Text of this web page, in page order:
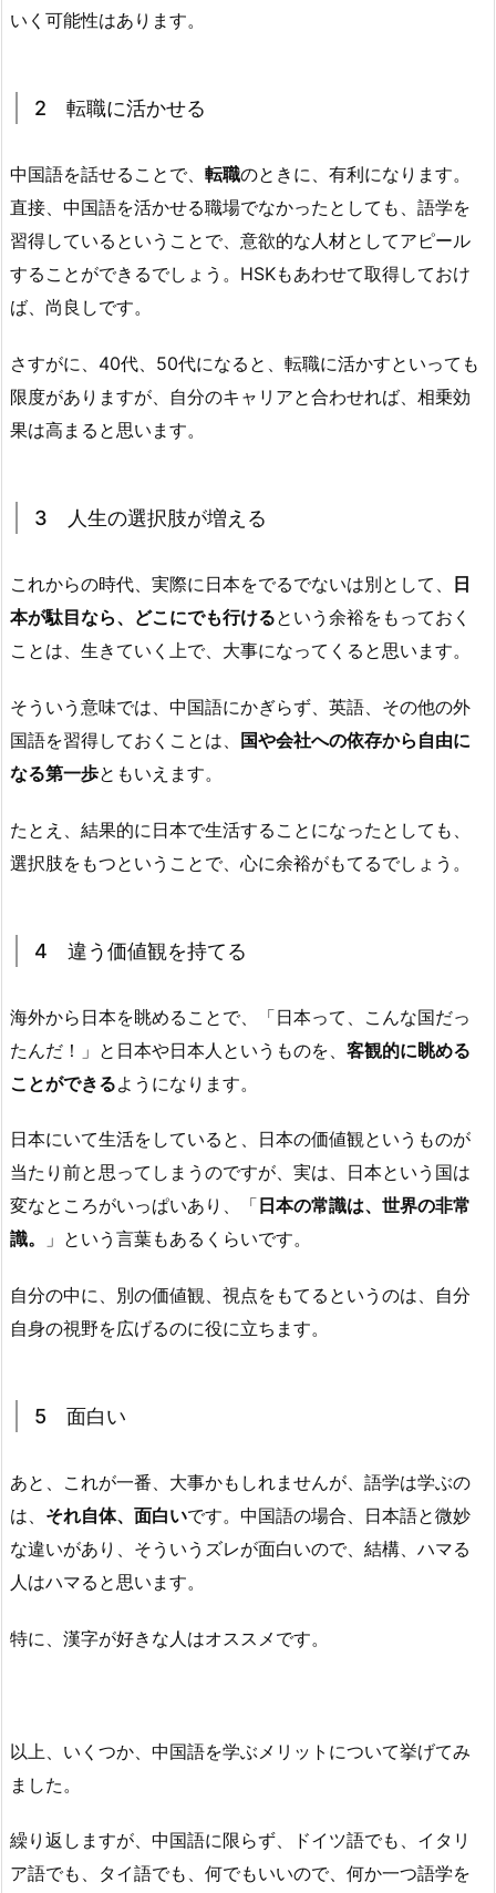
いく可能性はあります。
2 転職に活かせる
中国語を話せることで、 転職のときに、有利になります。
直接、中国語を活かせる職場でなかったとしても、語学を
習得しているということで、意欲的な人材としてアピール
することができるでしょう。 HSKもあわせて取得しておけ
ば、尚良しです。
さすがに、40代、50代になると、転職に活かすといっても
限度がありますが、自分のキャリアと合わせれば、相乗効
果は高まると思います。
3 人生の選択肢が増える
これからの時代、実際に日本をでるでないは別として、
日
本が駄目なら、どこにでも行けるという余裕をもっておく
ことは、生きていく上で、大事になってくると思います。
そういう意味では、中国語にかぎらず、英語、その他の外
国語を習得しておくことは、 国や会社への依存から自由に
なる第一歩ともいえます。
たとえ、結果的に日本で生活することになったとしても、
選択肢をもつということで、心に余裕がもてるでしょう。
4 違う価値観を持てる
海外から日本を眺めることで、「日本って、こんな国だっ
たんだ！」と日本や日本人というものを、 客観的に眺める
ことができるようになります。
日本にいて生活をしていると、日本の価値観というものが
当たり前と思ってしまうのですが、実は、日本という国は
変なところがいっぱいあり、「 日本の常識は、世界の非常
識。
」という言葉もあるくらいです。
自分の中に、別の価値観、視点をもてるというのは、自分
自身の視野を広げるのに役に立ちます。
5 面白い
あと、これが一番、大事かもしれませんが、語学は学ぶの
は、 それ自体、面白いです。中国語の場合、日本語と微妙
な違いがあり、そういうズレが面白いので、結構、ハマる
人はハマると思います。
特に、漢字が好きな人はオススメです。
以上、いくつか、中国語を学ぶメリットについて挙げてみ
ました。
繰り返しますが、中国語に限らず、ドイツ語でも、イタリ
ア語でも、タイ語でも、何でもいいので、何か一つ語学を